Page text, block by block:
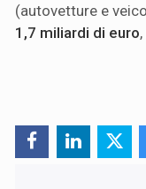
(autovetture e
1,7 miliardi di euro